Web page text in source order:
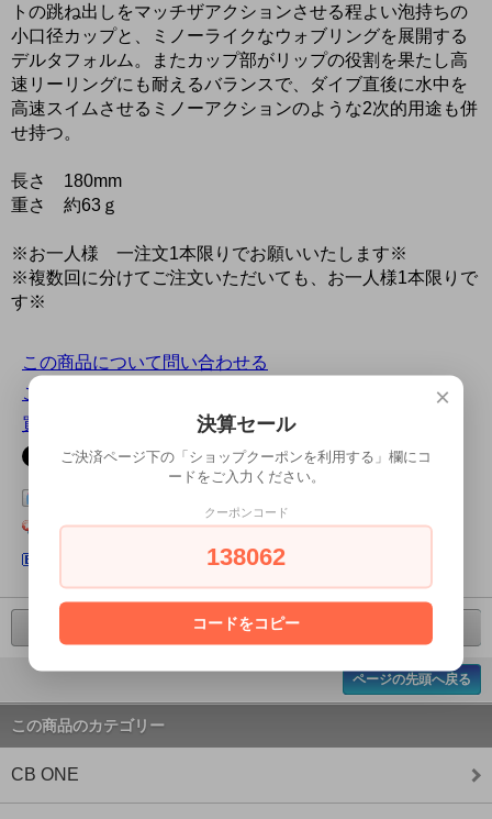
トの跳ね出しをマッチザアクションさせる程よい泡持ちの
小口径カップと、ミノーライクなウォブリングを展開する
デルタフォルム。またカップ部がリップの役割を果たし高
速リーリングにも耐えるバランスで、ダイブ直後に水中を
高速スイムさせるミノーアクションのような2次的用途も併
せ持つ。
長さ 180mm
重さ 約63ｇ
※お一人様 一注文1本限りでお願いいたします※
※複数回に分けてご注文いただいても、お一人様1本限りで
す※
この商品について問い合わせる
この商品を友達に教える
買い物を続ける
Yahoo!ブックマークに登録する
はてなブックマークに登録する
ページの先頭へ戻る
この商品のカテゴリー
CB ONE
×
決算セール
ご決済ページ下の「ショップクーポンを利用する」欄にコ
ードをご入力ください。
クーポンコード
138062
コードをコピー